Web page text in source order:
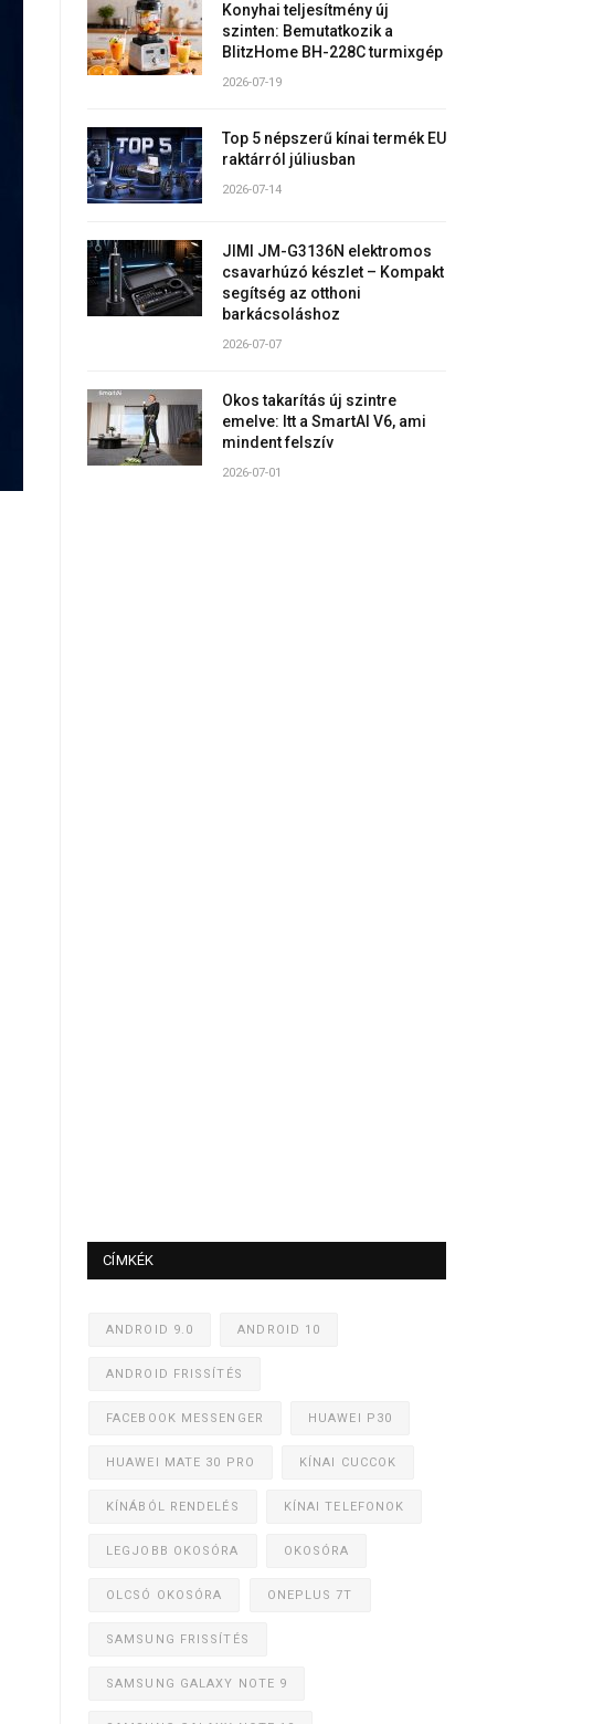
Konyhai teljesítmény új
szinten: Bemutatkozik a
BlitzHome BH-228C turmixgép
2026-07-19
Top 5 népszerű kínai termék EU
raktárról júliusban
2026-07-14
JIMI JM-G3136N elektromos
csavarhúzó készlet – Kompakt
segítség az otthoni
barkácsoláshoz
2026-07-07
Okos takarítás új szintre
emelve: Itt a SmartAI V6, ami
mindent felszív
2026-07-01
CÍMKÉK
ANDROID 9.0 ANDROID 10
ANDROID FRISSÍTÉS
FACEBOOK MESSENGER HUAWEI P30
HUAWEI MATE 30 PRO KÍNAI CUCCOK
KÍNÁBÓL RENDELÉS KÍNAI TELEFONOK
LEGJOBB OKOSÓRA OKOSÓRA
OLCSÓ OKOSÓRA ONEPLUS 7T
SAMSUNG FRISSÍTÉS
SAMSUNG GALAXY NOTE 9